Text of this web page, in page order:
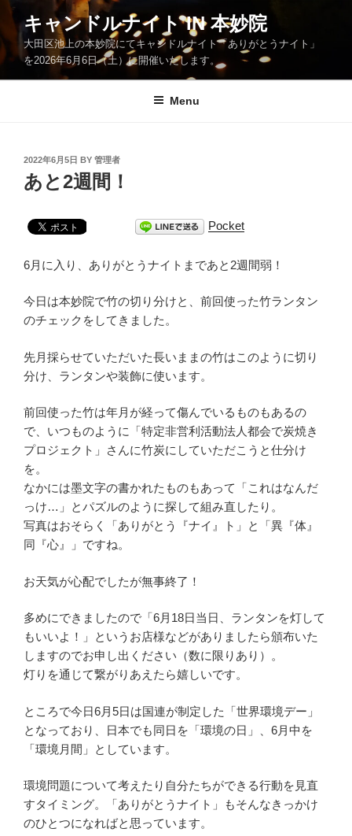
Skip
content
キャンドルナイト IN 本妙院
大田区池上の本妙院にてキャンドルナイト「ありがとうナイト」
を2026年6月6日（土）に開催いたします。
Menu
POSTED
ON
2022年6月5日 BY 管理者
あと2週間！
Pocket
6月に入り、ありがとうナイトまであと2週間弱！
今日は本妙院で竹の切り分けと、前回使った竹ランタン
のチェックをしてきました。
先月採らせていただいた長いままの竹はこのように切り
分け、ランタンや装飾に使います。
前回使った竹は年月が経って傷んでいるものもあるの
で、いつものように「特定非営利活動法人都会で炭焼き
プロジェクト」さんに竹炭にしていただこうと仕分け
を。
なかには墨文字の書かれたものもあって「これはなんだ
っけ…」とパズルのように探して組み直したり。
写真はおそらく「ありがとう『ナイ』ト」と「異『体』
同『心』」ですね。
お天気が心配でしたが無事終了！
多めにできましたので「6月18日当日、ランタンを灯して
もいいよ！」というお店様などがありましたら頒布いた
しますのでお申し出ください（数に限りあり）。
灯りを通じて繋がりあえたら嬉しいです。
ところで今日6月5日は国連が制定した「世界環境デー」
となっており、日本でも同日を「環境の日」、6月中を
「環境月間」としています。
環境問題について考えたり自分たちができる行動を見直
すタイミング。「ありがとうナイト」もそんなきっかけ
のひとつになればと思っています。